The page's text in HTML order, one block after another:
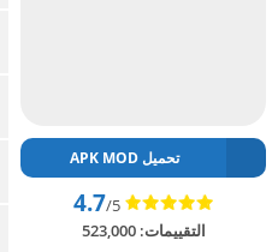
تحميل APK MOD
4.7/5
التقييمات:523,000